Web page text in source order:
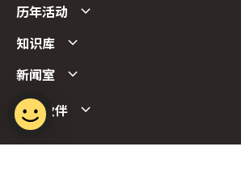
历年活动
知识库
新闻室
合作伙伴